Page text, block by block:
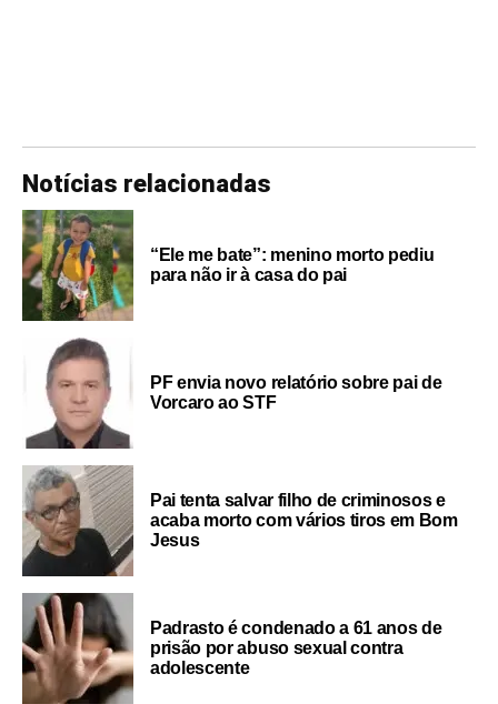
Notícias relacionadas
“Ele me bate”: menino morto pediu
para não ir à casa do pai
PF envia novo relatório sobre pai de
Vorcaro ao STF
Pai tenta salvar filho de criminosos e
acaba morto com vários tiros em Bom
Jesus
Padrasto é condenado a 61 anos de
prisão por abuso sexual contra
adolescente